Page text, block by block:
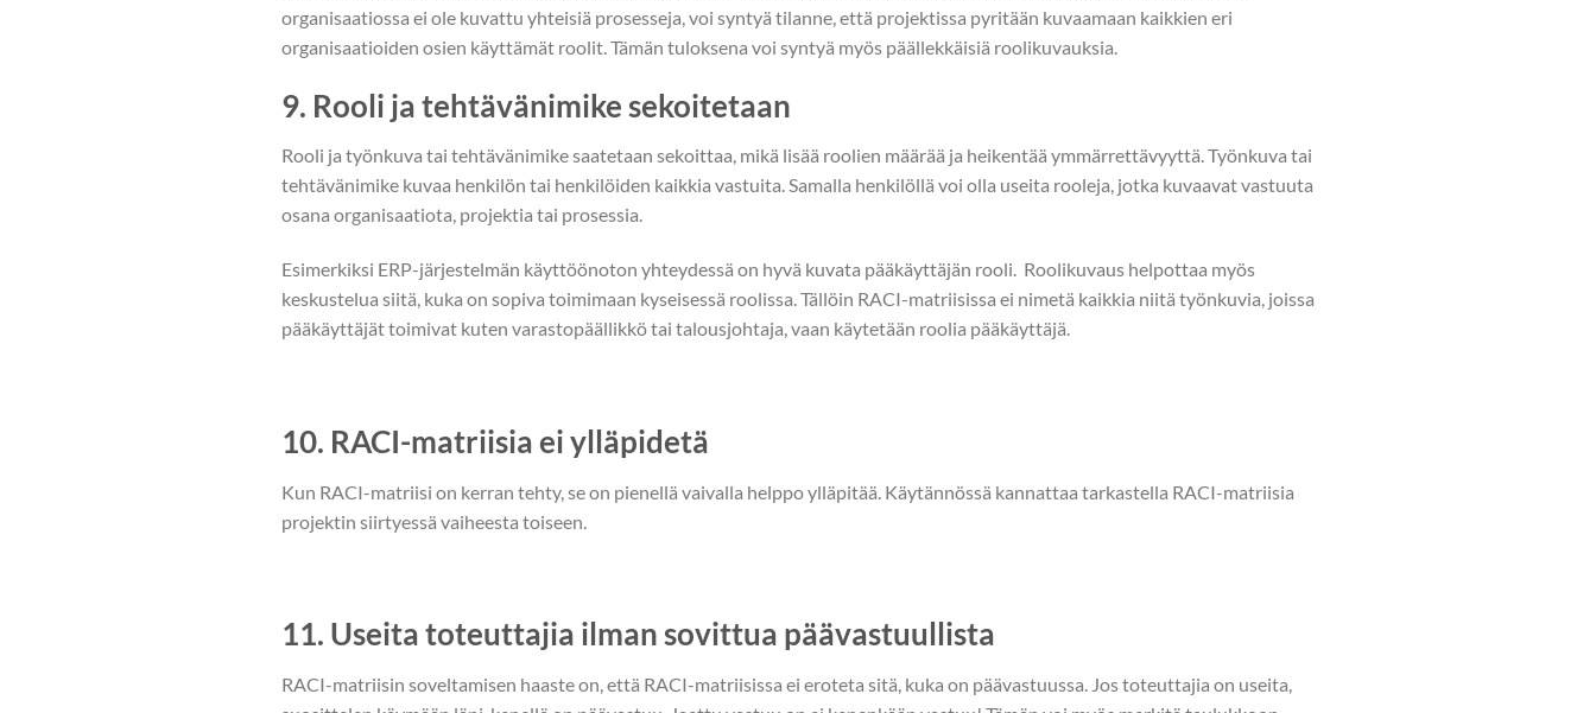
organisaatiossa ei ole kuvattu yhteisiä prosesseja, voi syntyä tilanne, että projektissa pyritään kuvaamaan kaikkien eri
organisaatioiden osien käyttämät roolit. Tämän tuloksena voi syntyä myös päällekkäisiä roolikuvauksia.
9. Rooli ja tehtävänimike sekoitetaan
Rooli ja työnkuva tai tehtävänimike saatetaan sekoittaa, mikä lisää roolien määrää ja heikentää ymmärrettävyyttä. Työnkuva tai
tehtävänimike kuvaa henkilön tai henkilöiden kaikkia vastuita. Samalla henkilöllä voi olla useita rooleja, jotka kuvaavat vastuuta
osana organisaatiota, projektia tai prosessia.
Esimerkiksi ERP-järjestelmän käyttöönoton yhteydessä on hyvä kuvata pääkäyttäjän rooli. Roolikuvaus helpottaa myös
keskustelua siitä, kuka on sopiva toimimaan kyseisessä roolissa. Tällöin RACI-matriisissa ei nimetä kaikkia niitä työnkuvia, joissa
pääkäyttäjät toimivat kuten varastopäällikkö tai talousjohtaja, vaan käytetään roolia pääkäyttäjä.
10. RACI-matriisia ei ylläpidetä
Kun RACI-matriisi on kerran tehty, se on pienellä vaivalla helppo ylläpitää. Käytännössä kannattaa tarkastella RACI-matriisia
projektin siirtyessä vaiheesta toiseen.
11. Useita toteuttajia ilman sovittua päävastuullista
RACI-matriisin soveltamisen haaste on, että RACI-matriisissa ei eroteta sitä, kuka on päävastuussa. Jos toteuttajia on useita,